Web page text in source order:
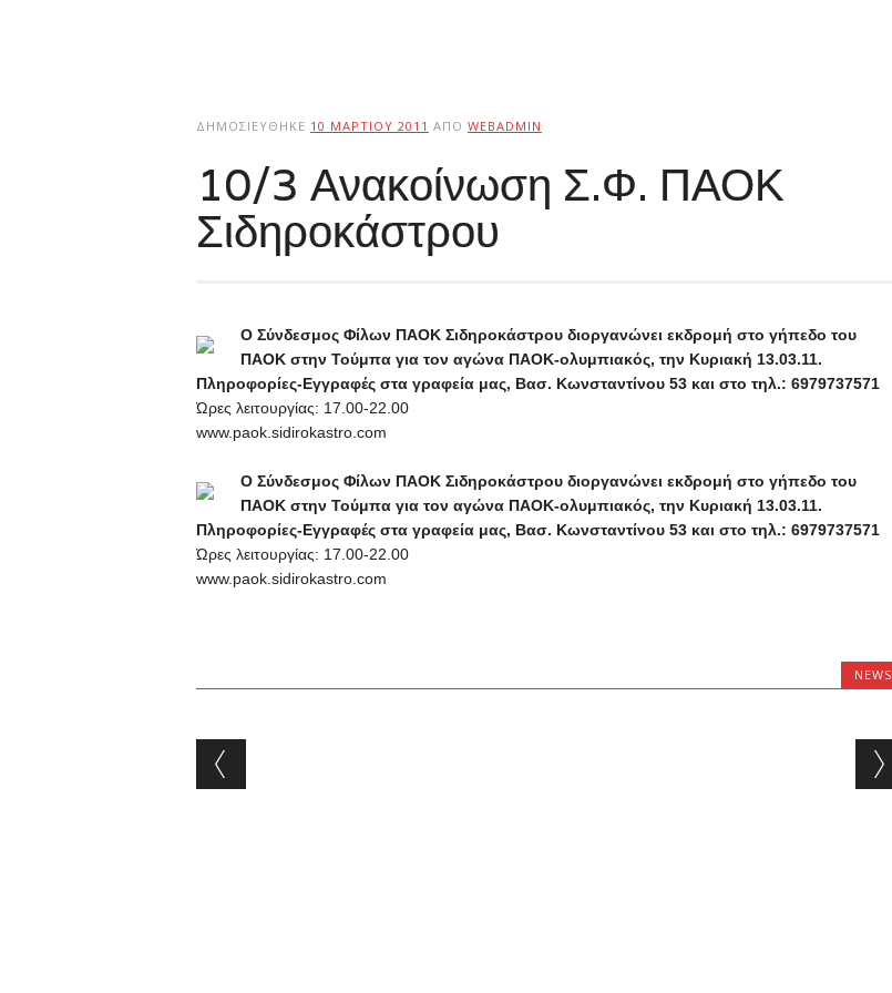
ΔΗΜΟΣΙΕΎΘΗΚΕ 10 ΜΑΡΤΊΟΥ 2011 ΑΠΌ WEBADMIN
10/3 Ανακοίνωση Σ.Φ. ΠΑΟΚ
Σιδηροκάστρου
Ο Σύνδεσμος Φίλων ΠΑΟΚ Σιδηροκάστρου διοργανώνει εκδρομή στο γήπεδο του
ΠΑΟΚ στην Τούμπα για τον αγώνα ΠΑΟΚ-ολυμπιακός, την Κυριακή 13.03.11.
Πληροφορίες-Εγγραφές στα γραφεία μας, Βασ. Κωνσταντίνου 53 και στο τηλ.: 6979737571
Ώρες λειτουργίας: 17.00-22.00
www.paok.sidirokastro.com
Ο Σύνδεσμος Φίλων ΠΑΟΚ Σιδηροκάστρου διοργανώνει εκδρομή στο γήπεδο του
ΠΑΟΚ στην Τούμπα για τον αγώνα ΠΑΟΚ-ολυμπιακός, την Κυριακή 13.03.11.
Πληροφορίες-Εγγραφές στα γραφεία μας, Βασ. Κωνσταντίνου 53 και στο τηλ.: 6979737571
Ώρες λειτουργίας: 17.00-22.00
www.paok.sidirokastro.com
NEWS
Post navigation